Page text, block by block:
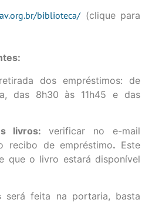
biblioteca/ (clique para
dos empréstimos: de
das 8h30 às 11h45 e das
livros:verificar no e-mail
recibo de empréstimo. Este
que o livro estará disponível
será feita na portaria, basta